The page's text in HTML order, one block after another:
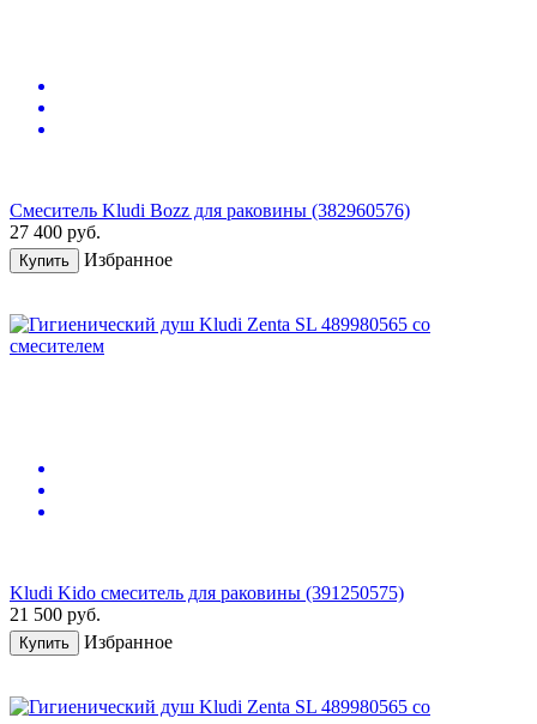
Смеситель Kludi Bozz для раковины (382960576)
27 400 руб.
Купить Избранное
Kludi Kido смеситель для раковины (391250575)
21 500 руб.
Купить Избранное